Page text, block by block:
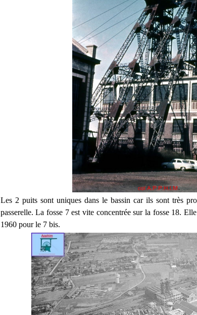
Les 2 puits sont uniques dans le bassin car ils sont très
passerelle. La fosse 7 est vite concentrée sur la fosse 18.
1960 pour le 7 bis.